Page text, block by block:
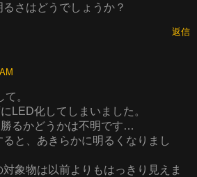
さはどうでしょうか？
返信
。
LED化してしまいました。
るかどうかは不明です…
と、あきらかに明るくなりまし
象物は以前よりもはっきり見えま